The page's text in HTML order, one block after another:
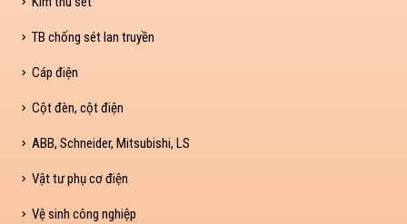
TB chống sét lan truyền
Cáp điện
Cột đèn, cột điện
ABB, Schneider, Mitsubishi, LS
Vật tư phụ cơ điện
Vệ sinh công nghiệp